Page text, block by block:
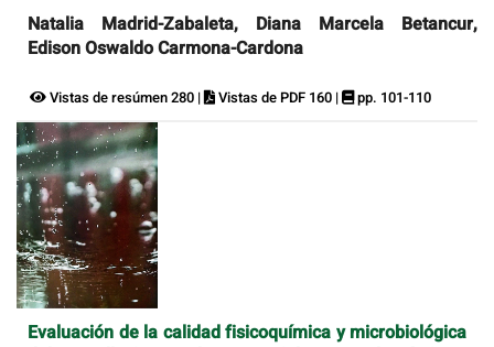
Natalia Madrid-Zabaleta, Diana Marcela Betancur,
Edison Oswaldo Carmona-Cardona
Vistas de resúmen 280 | Vistas de PDF 160 | pp. 101-110
Evaluación de la calidad fisicoquímica y microbiológica